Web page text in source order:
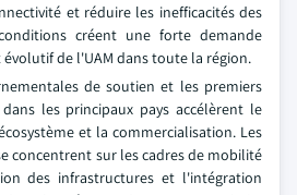
et réduire les inefficacités des
créent une forte demande
de l'UAM dans toute la région.
de soutien et les premiers
les principaux pays accélèrent le
et la commercialisation. Les
concentrent sur les cadres de mobilité
des infrastructures et l'intégration